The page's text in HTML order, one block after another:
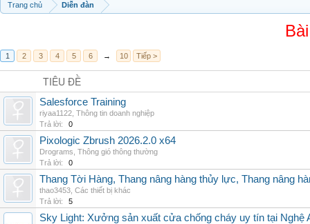
Trang chủ Diễn đàn
1 2 3 4 5 6 → 10 Tiếp >
TIÊU ĐỀ
Salesforce Training
riyaa1122 Thông tin doanh nghiệp
Trả lời:
0
Pixologic Zbrush 2026.2.0 x64
Drograms Thông gió thông thường
Trả lời:
0
Thang Tời Hàng, Thang nâng hàng thủy lực, Thang nâng
thao3453 Các thiết bị khác
Trả lời:
5
Sky Light: Xưởng sản xuất cửa chống cháy uy tín tại Nghệ